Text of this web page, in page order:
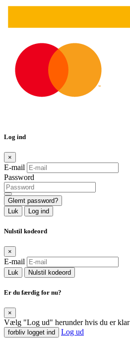
Log ind
×
E-mail
Password
Glemt password?
Luk
Log ind
Nulstil kodeord
×
E-mail
Luk Nulstil kodeord
Er du færdig for nu?
×
Vælg "Log ud" herunder hvis du er
forbliv logget ind Log ud